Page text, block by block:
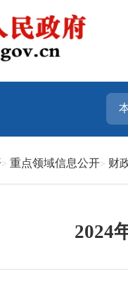
重点领域信息公开 财
2024